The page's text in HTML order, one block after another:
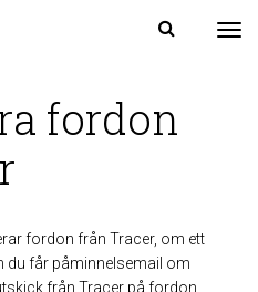
fordon
fordon från Tracer, om ett
du får påminnelsemail om
från Tracer på fordon